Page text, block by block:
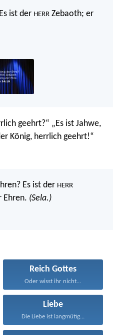
Es ist der HERR Zebaoth; er
geehrt?“ „Es ist Jahwe,
König, herrlich geehrt!“
Es ist der HERR
Ehren. (Sela.)
Reich Gottes
Oder wisst ihr nicht...
Liebe
Die Liebe ist langmütig...